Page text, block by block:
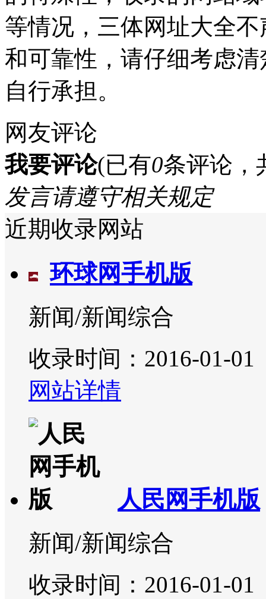
等情况，三体网址大全
和可靠性，请仔细考虑
自行承担。
网友评论
我要评论(已有0条评论，
发言请遵守相关规定
近期收录网站
环球网手机版
新闻/新闻综合
收录时间：2016-01-01
网站详情
人民网手机版
新闻/新闻综合
收录时间：2016-01-01